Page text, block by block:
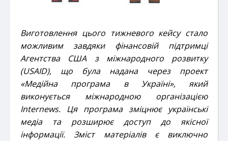
Виготовлення цього тижневого кейсу стало
можливим завдяки фінансовій підтримці
Агентства США з міжнародного розвитку
(USAID), що була надана через проект
«Медійна програма в Україні», який
виконується міжнародною організацією
Internews. Ця програма зміцнює українські
медіа та розширює доступ до якісної
інформації. Зміст матеріалів є виключно